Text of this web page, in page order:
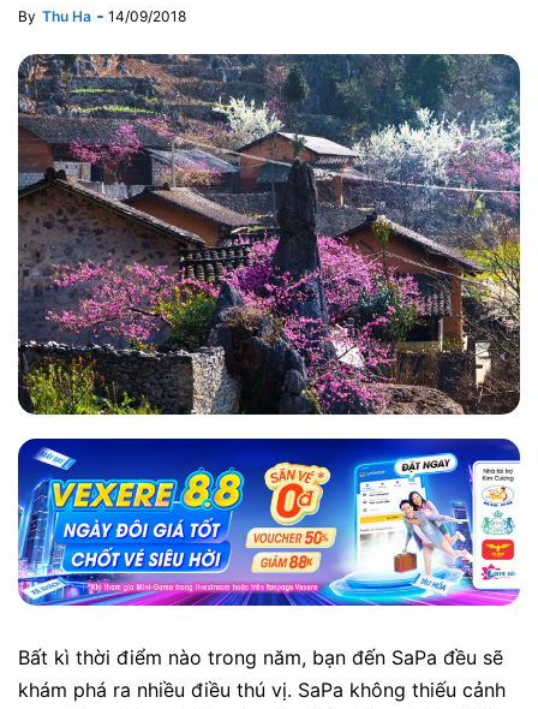
By Thu Ha 14/09/2018
Bất kì thời điểm nào trong năm, bạn đến SaPa đều sẽ
khám phá ra nhiều điều thú vị. SaPa không thiếu cảnh